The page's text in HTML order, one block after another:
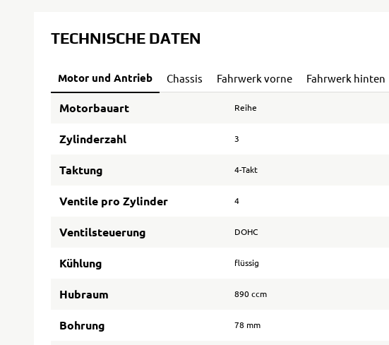
TECHNISCHE DATEN
Motor und Antrieb Chassis Fahrwerk vorne Fahrwerk hinten
Motorbauart Reihe
Zylinderzahl 3
Taktung 4-Takt
Ventile pro Zylinder 4
Ventilsteuerung DOHC
Kühlung flüssig
Hubraum 890 ccm
Bohrung 78 mm